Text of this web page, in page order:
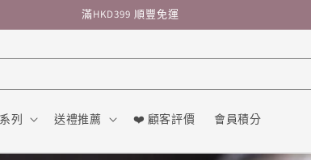
滿HKD399 順豐免運
列 送禮推薦 ❤️ 顧客評價 會員積分